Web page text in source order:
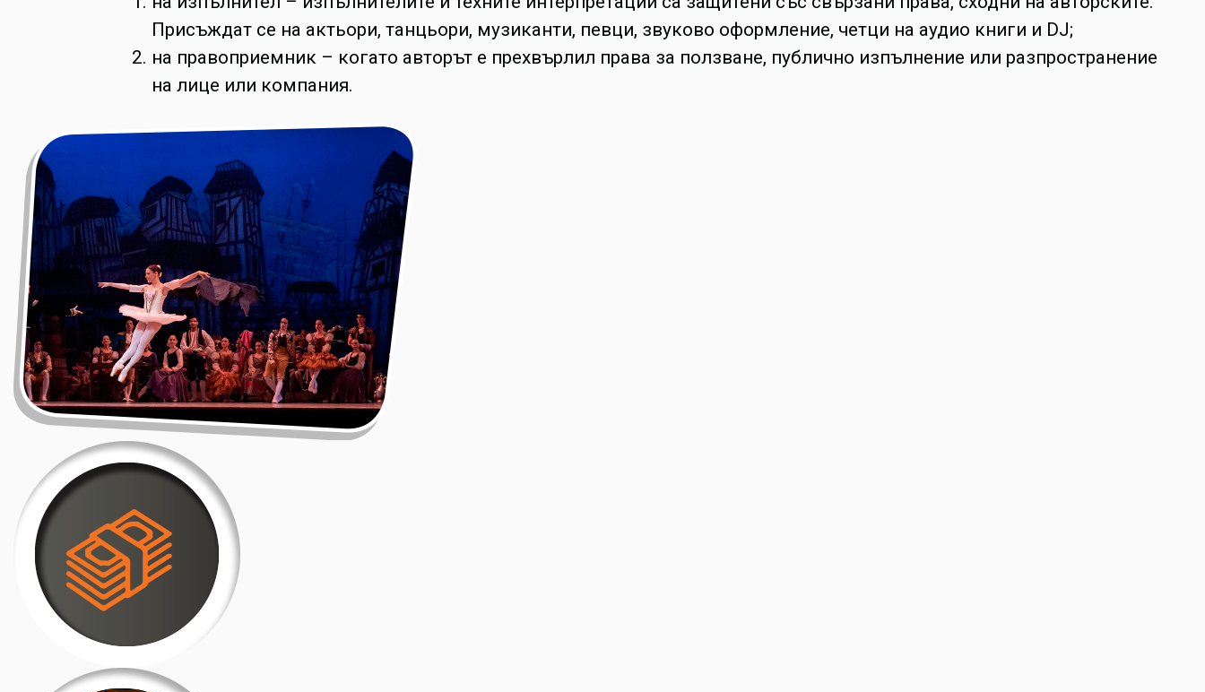
Присъждат се на актьори, танцьори, музиканти, певци, звуково оформление, четци на аудио книги и DJ;
на правоприемник – когато авторът е прехвърлил права за ползване, публично изпълнение или разпространение
на лице или компания.